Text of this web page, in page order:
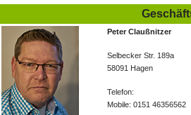
Peter Claußnitzer
Selbecker Str. 189a
58091 Hagen
Telefon:
Mobile: 0151 46356562